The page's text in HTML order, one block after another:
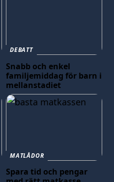
DEBATT
Snabb och enkel
familjemiddag för barn i
mellanstadiet
MATLÅDOR
Spara tid och pengar